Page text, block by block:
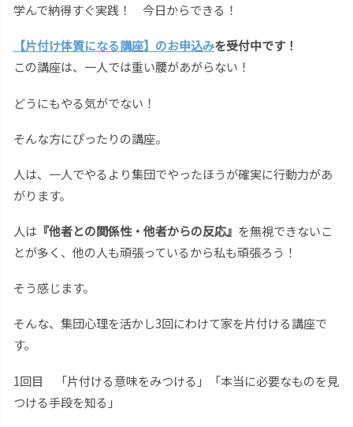
学んで納得すぐ実践！ 今日からできる！
【片付け体質になる講座】のお申込みを受付中です！
この講座は、一人では重い腰があがらない！
どうにもやる気がでない！
そんな方にぴったりの講座。
人は、一人でやるより集団でやったほうが確実に行動力があ
がります。
人は 『他者との関係性・他者からの反応』 を無視できないこ
とが多く、他の人も頑張っているから私も頑張ろう！
そう感じます。
そんな、集団心理を活かし3回にわけて家を片付ける講座で
す。
1回目 「片付ける意味をみつける」「本当に必要なものを見
つける手段を知る」